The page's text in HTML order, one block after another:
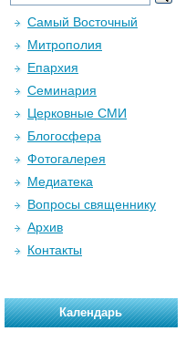
Самый Восточный
Митрополия
Епархия
Семинария
Церковные СМИ
Блогосфера
Фотогалерея
Медиатека
Вопросы священнику
Архив
Контакты
Календарь